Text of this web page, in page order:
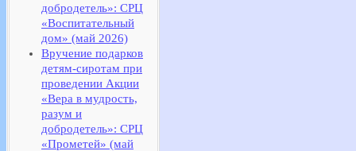
добродетель»: СРЦ
«Воспитательный
дом» (май 2026)
Вручение подарков
детям-сиротам при
проведении Акции
«Вера в мудрость,
разум и
добродетель»: СРЦ
«Прометей» (май